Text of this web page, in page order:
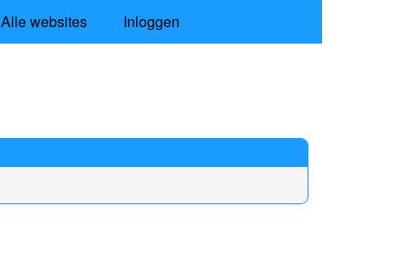
Alle websites Inloggen